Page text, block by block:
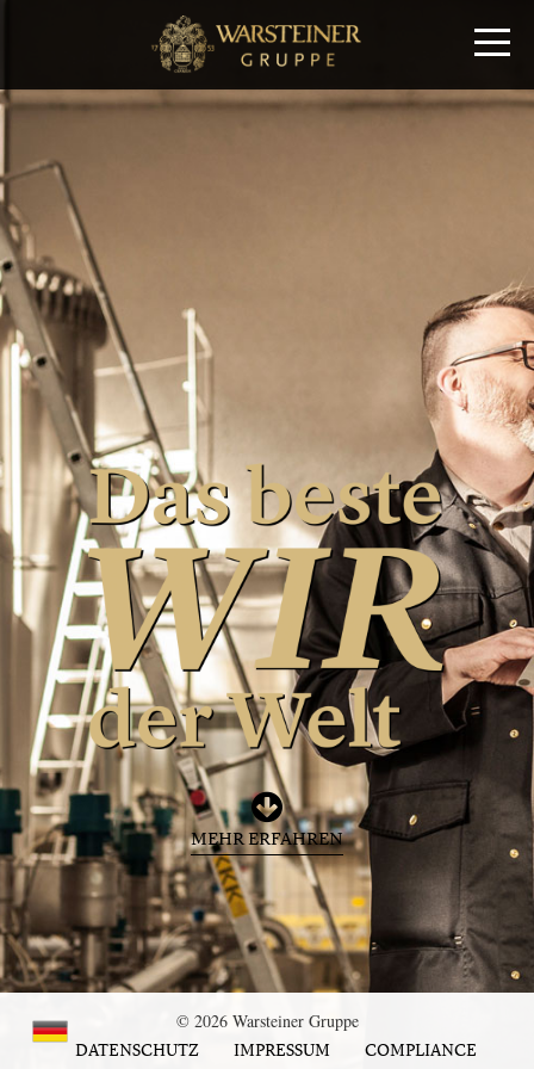
MEHR ERFAHREN
© 2026 Warsteiner Gruppe
DATENSCHUTZ
IMPRESSUM COMPLIANCE